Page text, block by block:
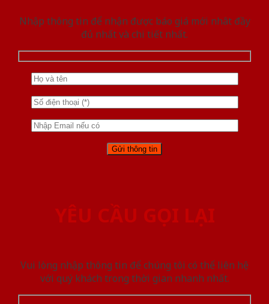
Nhập thông tin để nhận được báo giá mới nhât đầy
đủ nhất và chi tiết nhất.
YÊU CẦU GỌI LẠI
Vui lòng nhập thông tin để chúng tôi có thể liên hệ
với quý khách trong thời gian nhanh nhất.